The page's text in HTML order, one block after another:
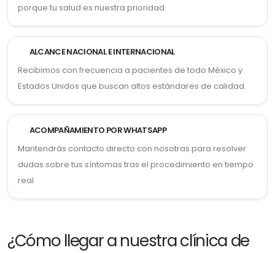
porque tu salud es nuestra prioridad.
ALCANCE NACIONAL E INTERNACIONAL
Recibimos con frecuencia a pacientes de todo México y
Estados Unidos que buscan altos estándares de calidad.
ACOMPAÑAMIENTO POR WHATSAPP
Mantendrás contacto directo con nosotras para resolver
dudas sobre tus síntomas tras el procedimiento en tiempo
real.
¿Cómo llegar a nuestra clínica de